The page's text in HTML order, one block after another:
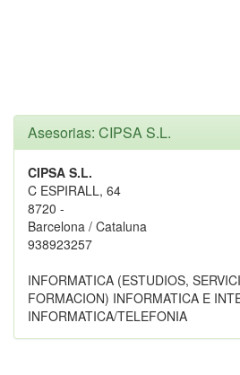
Asesorias: CIPSA S.L.
CIPSA S.L.
C ESPIRALL, 64
8720 -
Barcelona / Cataluna
938923257
INFORMATICA (ESTUDIOS,
FORMACION) INFORMATICA E
INFORMATICA/TELEFONIA